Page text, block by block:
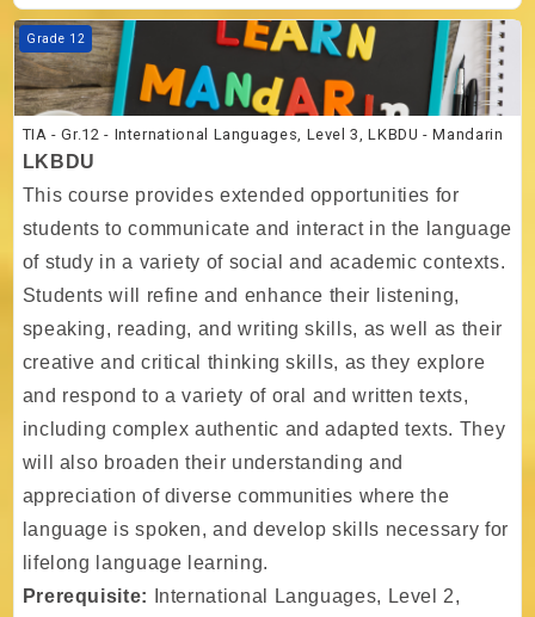
Kurs Görseli TIA - Gr.12 - International Languages, Level 3, LKBDU -
Grade 12
TIA - Gr.12 - International Languages, Level 3, LKBDU - Mandarin
LKBDU
This course provides extended opportunities for
students to communicate and interact in the language
of study in a variety of social and academic contexts.
Students will refine and enhance their listening,
speaking, reading, and writing skills, as well as their
creative and critical thinking skills, as they explore
and respond to a variety of oral and written texts,
including complex authentic and adapted texts. They
will also broaden their understanding and
appreciation of diverse communities where the
language is spoken, and develop skills necessary for
lifelong language learning.
Prerequisite:
International Languages, Level 2,